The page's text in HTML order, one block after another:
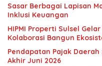
Sasar Berbagai Lapisan
Inklusi Keuangan
HIPMI Properti Sulsel
Kolaborasi Bangun
Pendapatan Pajak Daerah
Akhir Juni 2026